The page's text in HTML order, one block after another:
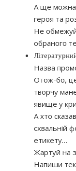
А ще можна
героя та
Не
обраного
Назва
Отож-бо, це
творчу
явище у
А хто
схвальній
етикету…
Жартуй на
Напиши